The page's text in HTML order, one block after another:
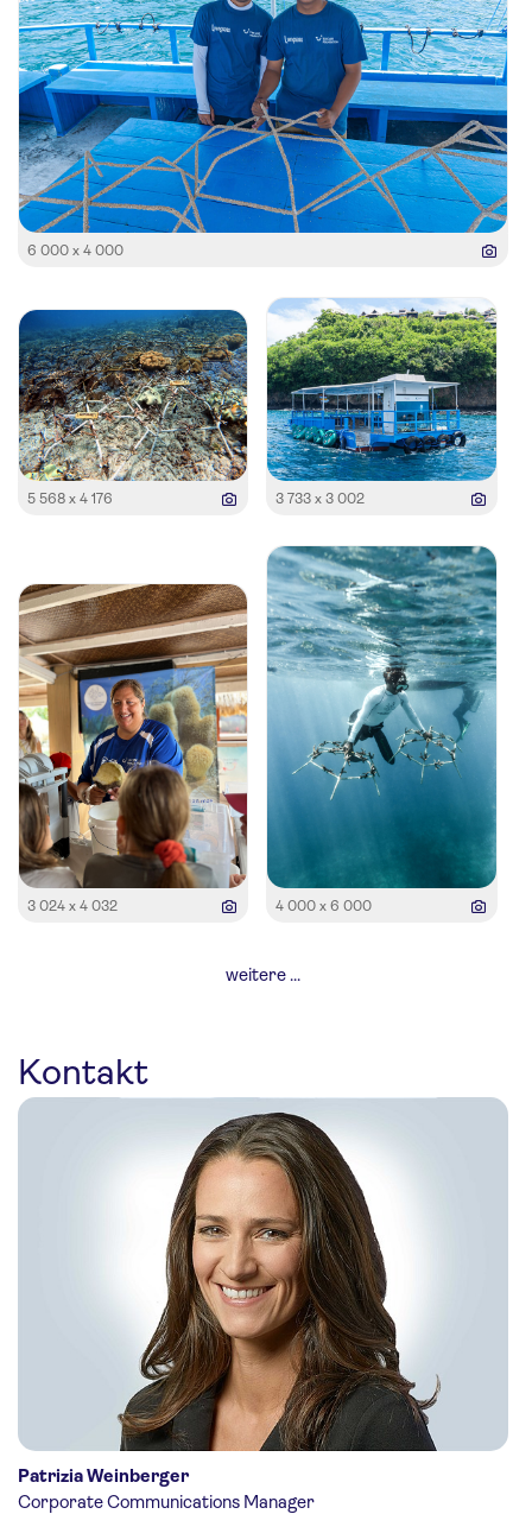
6 000 x 4 000
5 568 x 4 176 3 733 x 3 002
3 024 x 4 032 4 000 x 6 000
weitere ...
Kontakt
Patrizia Weinberger
Corporate Communications Manager